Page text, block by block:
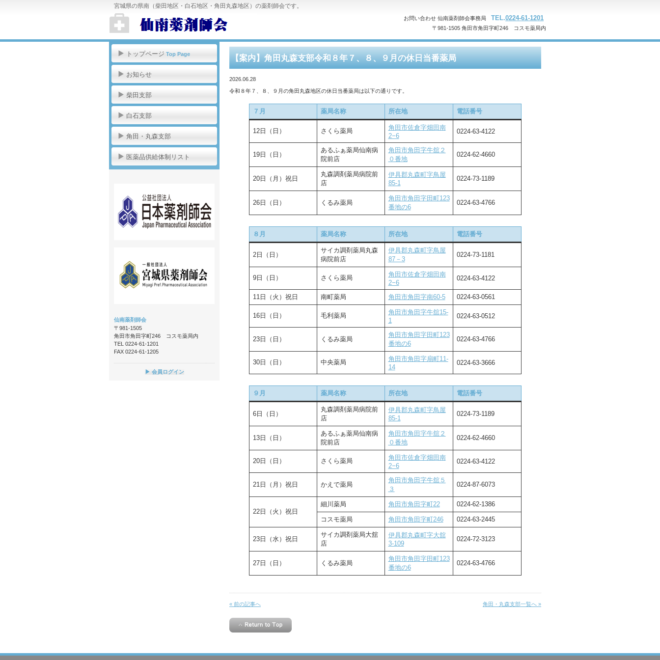
宮城県の県南（柴田地区・白石地区・角田丸森地区）の薬剤師会です。
お問い合わせ 仙南薬剤師会事務局 TEL.0224-61-1201
〒981-1505 角田市角田字町246 コスモ薬局内
トップページ Top Page
お知らせ
柴田支部
白石支部
角田・丸森支部
医薬品供給体制リスト
仙南薬剤師会
〒981-1505
角田市角田字町246 コスモ薬局内
TEL 0224-61-1201
FAX 0224-61-1205
▶ 会員ログイン
【案内】角田丸森支部令和８年７、８、９月の休日当番薬局
2026.06.28
令和８年７、８、９月の角田丸森地区の休日当番薬局は以下の通りです。
７月 薬局名称 所在地 電話番号
12日（日） さくら薬局
角田市佐倉字畑田南
2−6
0224-63-4122
19日（日）
あるふぁ薬局仙南病
院前店
角田市角田字牛舘２
０番地
0224-62-4660
20日（月）祝日
丸森調剤薬局病院前
店
伊具郡丸森町字鳥屋
85-1
0224-73-1189
26日（日） くるみ薬局
角田市角田字田町123
番地の6
0224-63-4766
８月 薬局名称 所在地 電話番号
2日（日）
サイカ調剤薬局丸森
病院前店
伊具郡丸森町字鳥屋
87－3
0224-73-1181
9日（日） さくら薬局
角田市佐倉字畑田南
2−6
0224-63-4122
11日（火）祝日 南町薬局 角田市角田字南60-5 0224-63-0561
16日（日） 毛利薬局
角田市角田字牛舘15-
1
0224-63-0512
23日（日） くるみ薬局
角田市角田字田町123
番地の6
0224-63-4766
30日（日） 中央薬局
角田市角田字扇町11-
14
0224-63-3666
９月 薬局名称 所在地 電話番号
6日（日）
丸森調剤薬局病院前
店
伊具郡丸森町字鳥屋
85-1
0224-73-1189
13日（日）
あるふぁ薬局仙南病
院前店
角田市角田字牛舘２
０番地
0224-62-4660
20日（日） さくら薬局
角田市佐倉字畑田南
2−6
0224-63-4122
21日（月）祝日 かえで薬局
角田市角田字牛舘５
３
0224-87-6073
22日（火）祝日
細川薬局 角田市角田字町22 0224-62-1386
コスモ薬局 角田市角田字町246 0224-63-2445
23日（水）祝日
サイカ調剤薬局大舘
店
伊具郡丸森町字大舘
3-109
0224-72-3123
27日（日） くるみ薬局
角田市角田字田町123
番地の6
0224-63-4766
« 前の記事へ 角田・丸森支部一覧へ »